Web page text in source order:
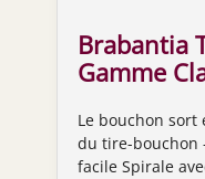
Brabantia
Gamme
Le bouchon
du tire-bouchon
facile Spirale